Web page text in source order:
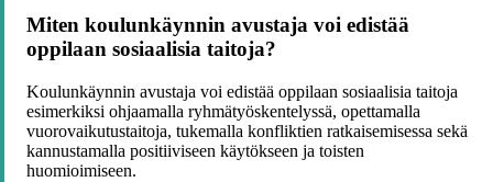
Miten koulunkäynnin avustaja voi edistää
oppilaan sosiaalisia taitoja?
Koulunkäynnin avustaja voi edistää oppilaan sosiaalisia taitoja
esimerkiksi ohjaamalla ryhmätyöskentelyssä, opettamalla
vuorovaikutustaitoja, tukemalla konfliktien ratkaisemisessa sekä
kannustamalla positiiviseen käytökseen ja toisten
huomioimiseen.